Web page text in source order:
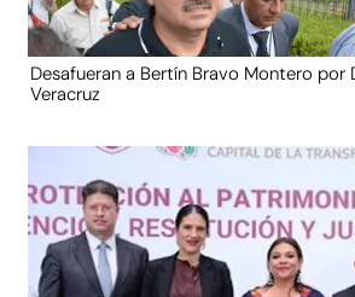
Desafueran a Bertín Bravo Montero por
Veracruz